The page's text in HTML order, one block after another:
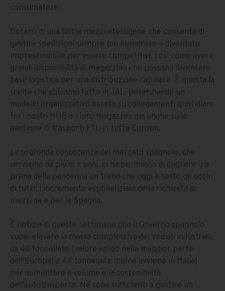
consumatore.
Dotarsi di una flotta mezzi eterogene che consenta di
gestire spedizioni sempre più numerose e diventato
imprescindibile per essere competitivi, così come avere
grandi disponibilità di magazzino che possano diventare
base logistica per una distribuzione capillare. È questa la
scelta che abbiamo fatto in J&L, potenziando un
modello organizzativo basato su collegamenti quotidiani
tra i nostri HUB e i loro magazzini ma anche sulla
gestione di trasporti FTL in tutta Europa.
La profonda conoscenza del mercato spagnolo, che
serviamo da più di x anni, ci ha permesso di cogliere già
prima della pandemia un trend che oggi è sotto gli occhi
di tutti: l’incremento esponenziale della richiesta di
mezzi da e per la Spagna.
È notizia di queste settimane che il Governo spagnolo
vuole elevare la massa complessiva dei veicoli industriali
da 40 tonnellate (valore valido nella maggior parte
dell’Europa) a 44 tonnellate (come avviene in Italia)
per aumentare il volume e la sostenibilità
dell’autotrasporto. Né sono sufficienti a gestire un